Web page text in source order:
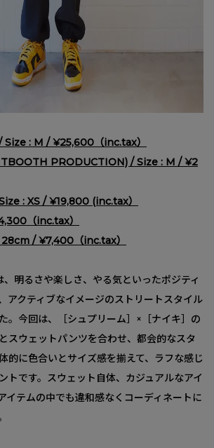
: M / ¥25,600（inc.tax）
PRODUCTION) / Size : M / ¥2
: XS / ¥19,800 (inc.tax）
（inc.tax）
/ ¥7,400（inc.tax）
明るさや楽しさ、やる気といったポジティ
アクティブなイメージのストリートスタイル
。今回は、［シュプリーム］×［ナイキ］の
スウェットパンツを合わせ、都会的なスタ
的に色合いとサイズ感を揃えて、ラフな感じ
トです。スウェット自体、カジュアルなアイ
イテムの中でも違和感なくコーディネートに